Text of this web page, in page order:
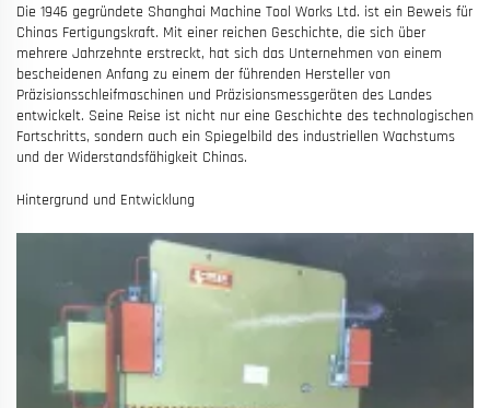
Die 1946 gegründete Shanghai Machine Tool Works Ltd. ist ein Beweis für
Chinas Fertigungskraft. Mit einer reichen Geschichte, die sich über
mehrere Jahrzehnte erstreckt, hat sich das Unternehmen von einem
bescheidenen Anfang zu einem der führenden Hersteller von
Präzisionsschleifmaschinen und Präzisionsmessgeräten des Landes
entwickelt. Seine Reise ist nicht nur eine Geschichte des technologischen
Fortschritts, sondern auch ein Spiegelbild des industriellen Wachstums
und der Widerstandsfähigkeit Chinas.
Hintergrund und Entwicklung